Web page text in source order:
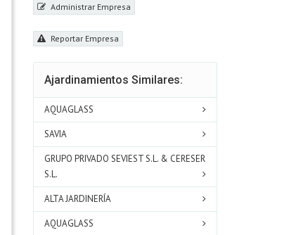
Administrar Empresa
Reportar Empresa
Ajardinamientos Similares:
AQUAGLASS
SAVIA
GRUPO PRIVADO SEVIEST S.L. & CERESER
S.L.
ALTA JARDINERÍA
AQUAGLASS